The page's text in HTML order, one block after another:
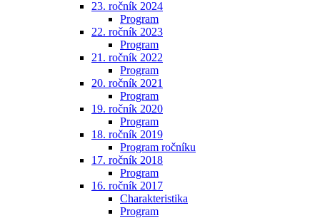
23. ročník 2024
Program
22. ročník 2023
Program
21. ročník 2022
Program
20. ročník 2021
Program
19. ročník 2020
Program
18. ročník 2019
Program ročníku
17. ročník 2018
Program
16. ročník 2017
Charakteristika
Program